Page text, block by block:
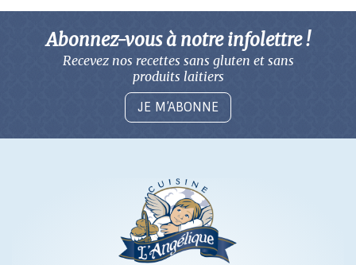
Abonnez-vous à notre infolettre !
Recevez nos recettes sans gluten et sans
produits laitiers
JE M’ABONNE